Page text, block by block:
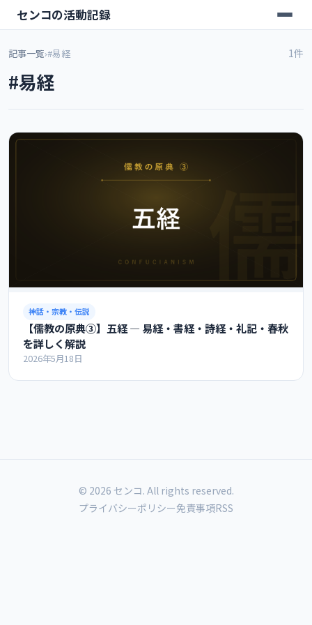
センコの活動記録
記事一覧›#易経
#易経
1件
神話・宗教・伝説
【儒教の原典③】五経 ― 易経・書経・詩経・礼記・春秋
を詳しく解説
2026年5月18日
© 2026 センコ. All rights reserved.
プライバシーポリシー免責事項RSS